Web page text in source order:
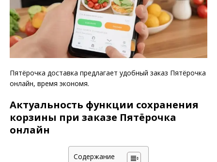
Пятёрочка доставка предлагает удобный заказ Пятёрочка
онлайн, время экономя.
Актуальность функции сохранения
корзины при заказе Пятёрочка
онлайн
Содержание